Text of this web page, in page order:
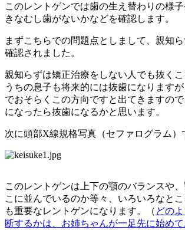
このレントゲンでは歯の生え替わりの様
きなむし歯がないかなどを確認します。
まずこちらでの問題点としまして、親知
確認されました。
親知らずは矯正治療をしない人でも抜くこ
うちの息子も将来的には抜歯になります
でおそらくこの方向ですと出てきますの
になったら抜歯になるかと思います。
次に頭部X線規格写真（セファログラム）
このレントゲンは上下の顎のバランスや
こに並んでいるのか等々、いろいろなと
も重要なレントゲンになります。（ どの
断するかは、お姉ちゃんが一足先に始め